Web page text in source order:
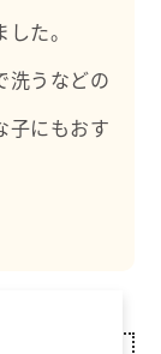
た。
洗うなどの
子にもおす